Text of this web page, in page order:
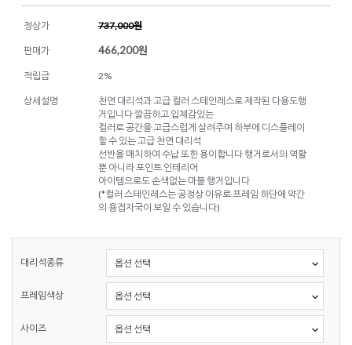
정상가 737,000원
판매가 466,200원
적립금 2%
상세설명
천연 대리석과 고급 컬러 스테인레스로 제작된 다용도행
거입니다 깔끔하고 입체감있는
컬러로 공간을 고급스럽게 살려주며 하부에 디스플레이
할 수 있는 고급 천연 대리석
선반을 매치하여 수납 또한 용이합니다 행거로서의 역활
뿐 아니라 포인트 인테리어
아이템으로도 손색없는 마블 행거입니다
(*컬러 스테인레스는 공정상 이유로 프레임 하단에 약간
의 용접자국이 보일 수 있습니다)
대리석종류
프레임색상
사이즈